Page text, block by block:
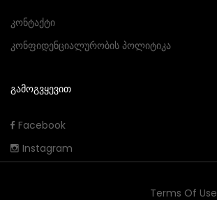
Კონტაქტი
Კონფიდენციალურობის Პოლიტიკა
ᲒᲐᲛᲝᲒᲕᲧᲔᲕᲘᲗ
Facebook
Instagram
Terms Of Use